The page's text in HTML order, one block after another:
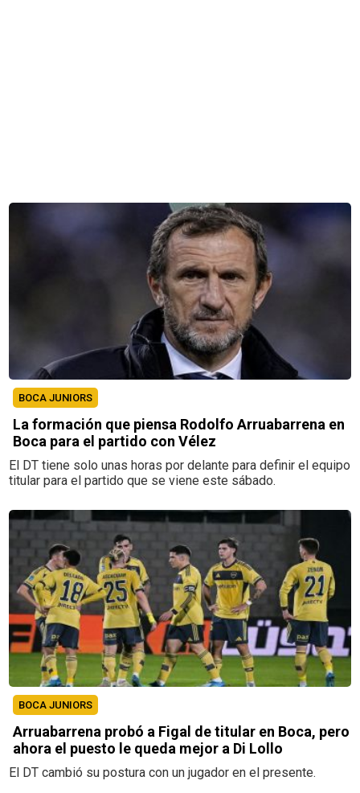
BOCA JUNIORS
La formación que piensa Rodolfo Arruabarrena en
Boca para el partido con Vélez
El DT tiene solo unas horas por delante para definir el equipo
titular para el partido que se viene este sábado.
BOCA JUNIORS
Arruabarrena probó a Figal de titular en Boca, pero
ahora el puesto le queda mejor a Di Lollo
El DT cambió su postura con un jugador en el presente.